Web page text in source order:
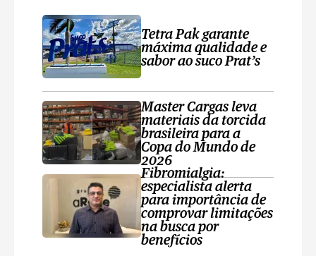
Tetra Pak garante
máxima qualidade e
sabor ao suco Prat’s
Master Cargas leva
materiais da torcida
brasileira para a
Copa do Mundo de
2026
Fibromialgia:
especialista alerta
para importância de
comprovar limitações
na busca por
benefícios